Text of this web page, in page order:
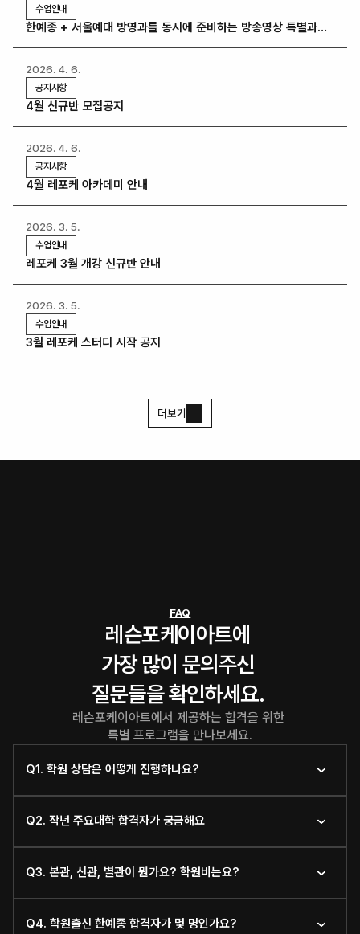
수업안내
한예종 + 서울예대 방영과를 동시에 준비하는 방송영상 특별과정
공지사항
4월 신규반 모집공지
2026. 4. 6.
공지사항
4월 레포케 아카데미 안내
2026. 4. 6.
수업안내
레포케 3월 개강 신규반 안내
2026. 3. 5.
수업안내
3월 레포케 스터디 시작 공지
2026. 3. 5.
더보기
FAQ
레슨포케이아트에
가장 많이 문의주신
질문들을 확인하세요.
레슨포케이아트에서 제공하는 합격을 위한
특별 프로그램을 만나보세요.
Q1. 학원 상담은 어떻게 진행하나요?
Q2. 작년 주요대학 합격자가 궁금해요
Q3. 본관, 신관, 별관이 뭔가요? 학원비는요?
Q4. 학원출신 한예종 합격자가 몇 명인가요?